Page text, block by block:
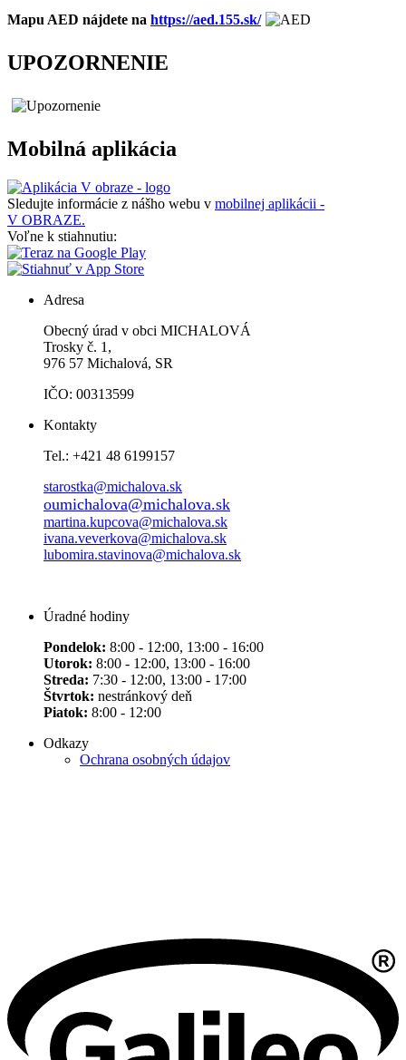
Mapu AED nájdete na https://aed.155.sk/
UPOZORNENIE
Mobilná aplikácia
Sledujte informácie z nášho webu v mobilnej aplikácii -
V OBRAZE.
Voľne k stiahnutiu:
Adresa
Obecný úrad v obci MICHALOVÁ
Trosky č. 1,
976 57 Michalová, SR
IČO: 00313599
Kontakty
Tel.: +421 48 6199157
starostka@michalova.sk
oumichalova@michalova.sk
martina.kupcova@michalova.sk
ivana.veverkova@michalova.sk
lubomira.stavinova@michalova.sk
Úradné hodiny
Pondelok: 8:00 - 12:00, 13:00 - 16:00
Utorok: 8:00 - 12:00, 13:00 - 16:00
Streda: 7:30 - 12:00, 13:00 - 17:00
Štvrtok: nestránkový deň
Piatok: 8:00 - 12:00
Odkazy
Ochrana osobných údajov